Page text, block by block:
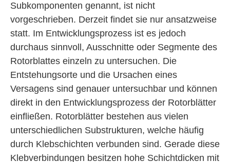
Subkomponenten genannt, ist nicht
vorgeschrieben. Derzeit findet sie nur ansatzweise
statt. Im Entwicklungs­prozess ist es jedoch
durchaus sinnvoll, Ausschnitte oder Segmente des
Rotorblattes einzeln zu untersuchen. Die
Entstehungsorte und die Ursachen eines
Versagens sind genauer untersuchbar und können
direkt in den Entwicklungsprozess der Rotor­blätter
ein­fließen. Rotorblätter bestehen aus vielen
unterschiedlichen Substrukturen, welche häufig
durch Klebschichten verbunden sind. Gerade diese
Klebverbindungen besitzen hohe Schichtdicken mit